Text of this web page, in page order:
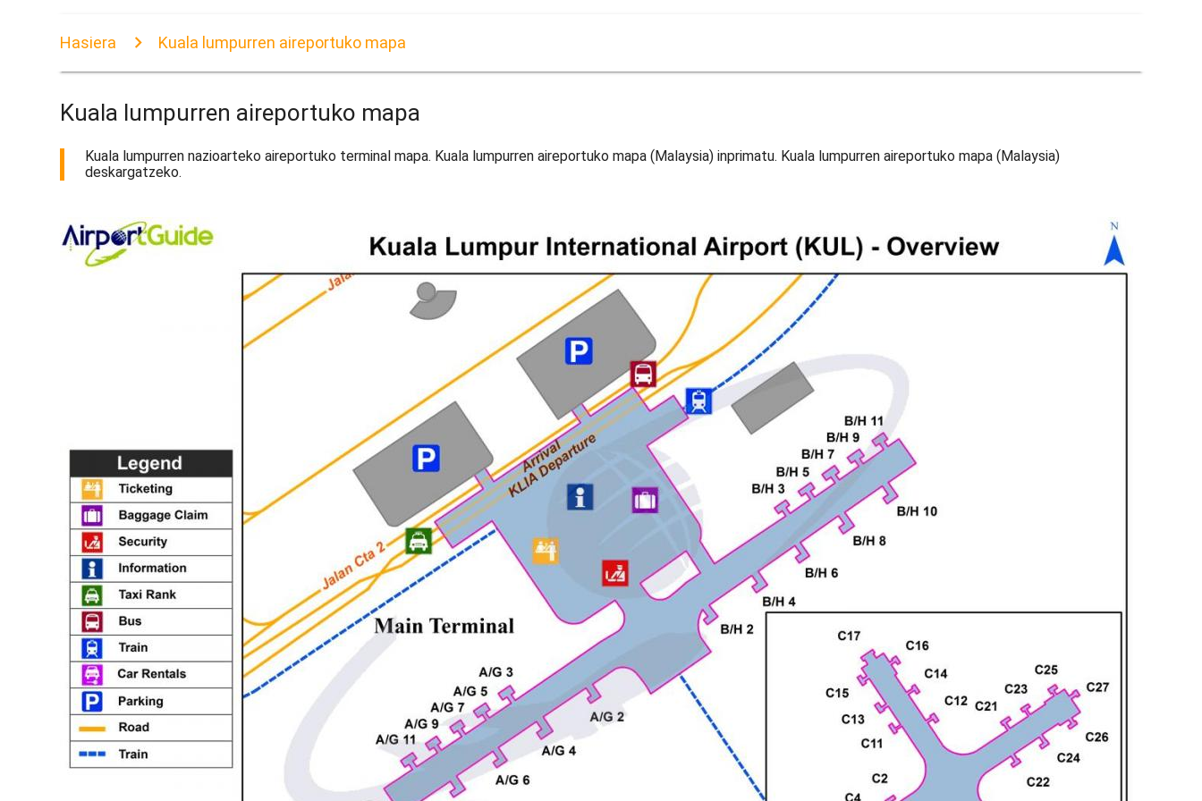
Hasiera Kuala lumpurren aireportuko mapa
Kuala lumpurren aireportuko mapa
Kuala lumpurren nazioarteko aireportuko terminal mapa. Kuala lumpurren aireportuko mapa (Malaysia) inprimatu. Kuala lumpurren aireportuko mapa (Malaysia)
deskargatzeko.